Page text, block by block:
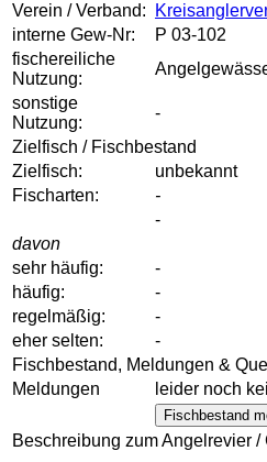
Verein / Verband:
interne Gew-Nr:
P 03-102
fischereiliche
Nutzung:
sonstige
Nutzung:
-
Zielfisch / Fischbestand
Zielfisch:
unbekannt
Fischarten:
-
-
davon
sehr häufig:
-
häufig:
-
regelmäßig:
-
eher selten:
-
Fischbestand, Meldungen &
Meldungen
leider noch
Fischbestand
Beschreibung zum Angelrevier /